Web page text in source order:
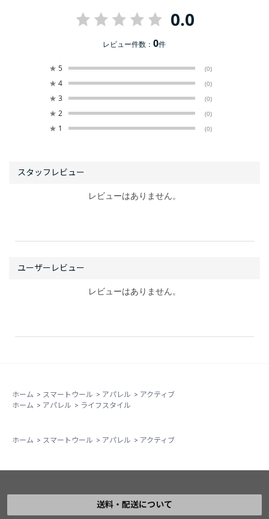
0.0
レビュー件数：0件
★ 5 (0)
★ 4 (0)
★ 3 (0)
★ 2 (0)
★ 1 (0)
レビューはありません。
レビューはありません。
ホーム > スマートウール > アパレル > アクティブ
ホーム > アパレル > ライフスタイル
ホーム > スマートウール > アパレル > アクティブ
送料・配送について